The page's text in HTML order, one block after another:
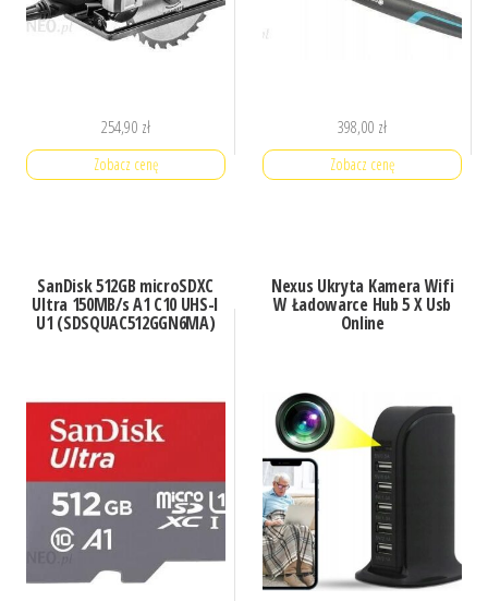
254,90 zł
Zobacz cenę
398,00 zł
Zobacz cenę
SanDisk 512GB microSDXC
Ultra 150MB/s A1 C10 UHS-I
U1 (SDSQUAC512GGN6MA)
Nexus Ukryta Kamera Wifi
W Ładowarce Hub 5 X Usb
Online